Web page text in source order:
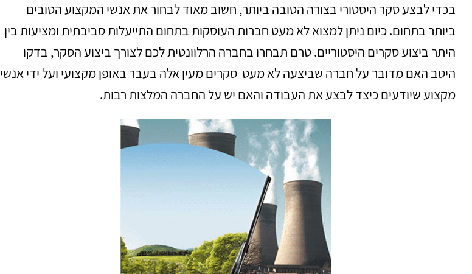
בכדי לבצע סקר היסטורי בצורה הטובה ביותר, חשוב מאוד לבחור את אנשי המקצוע הטובים
ביותר בתחום. כיום ניתן למצוא לא מעט חברות העוסקות בתחום התייעלות סביבתית ומציעות בין
היתר ביצוע סקרים היסטוריים. טרם תבחרו בחברה הרלוונטית לכם לצורך ביצוע הסקר, בדקו
היטב האם מדובר על חברה שביצעה לא מעט סקרים מעין אלה בעבר באופן מקצועי ועל ידי אנשי
מקצוע שיודעים כיצד לבצע את העבודה והאם יש על החברה המלצות רבות.